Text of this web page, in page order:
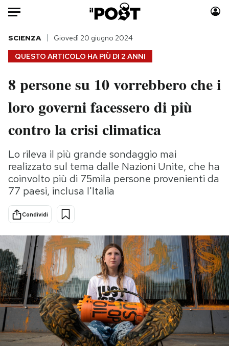
Auto
HOME
Italia
Politica
Tecnologia
Scienza
Cultura
Economia
Sport
Moda
Consumismi
Storie/Idee
Media
PODCAST
NEWSLETTER
I MIEI PREFERITI
QUESTO ARTICOLO HA PIÙ DI 2 ANNI
SCIENZA Giovedì 20 giugno 2024
8 persone su 10 vorrebbero che i
loro governi facessero di più
contro la crisi climatica
Lo rileva il più grande sondaggio mai
realizzato sul tema dalle Nazioni Unite, che ha
coinvolto più di 75mila persone provenienti da
77 paesi, inclusa l'Italia
Condividi